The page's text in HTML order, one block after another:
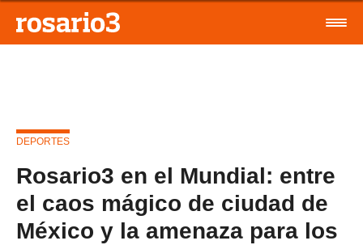
DEPORTES
Rosario3 en el Mundial: entre
el caos mágico de ciudad de
México y la amenaza para los